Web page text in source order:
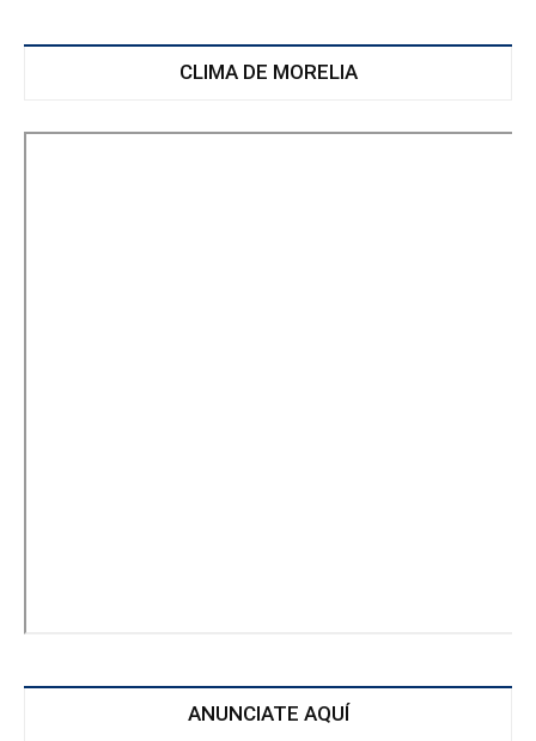
CLIMA DE MORELIA
ANUNCIATE AQUÍ